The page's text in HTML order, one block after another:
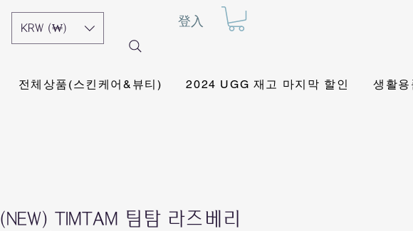
KRW (₩)
登入
전체상품(스킨케어&뷰티) 2024 UGG 재고 마지막 할인 생활
(NEW) TIMTAM 팀탐 라즈베리